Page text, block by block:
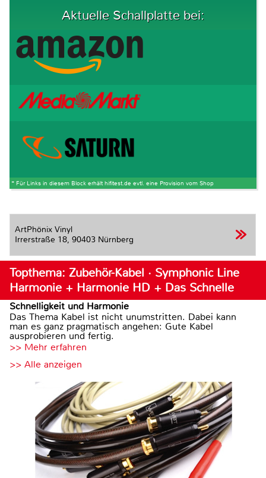
Aktuelle Schallplatte bei:
* Für Links in diesem Block erhält hifitest.de evtl. eine Provision vom Shop
ArtPhönix Vinyl
Irrerstraße 18, 90403 Nürnberg
Topthema: Zubehör-Kabel · Symphonic Line
Harmonie + Harmonie HD + Das Schnelle
Schnelligkeit und Harmonie
Das Thema Kabel ist nicht unumstritten. Dabei kann
man es ganz pragmatisch angehen: Gute Kabel
ausprobieren und fertig.
>> Mehr erfahren
>> Alle anzeigen